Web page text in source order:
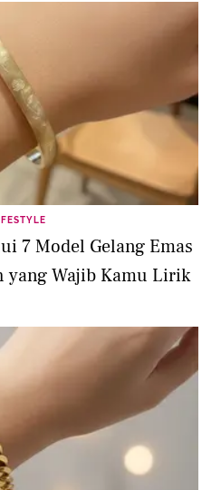
7 Model Gelang Emas
yang Wajib Kamu Lirik